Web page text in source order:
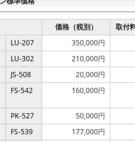
価格（税別） 取付
LU-207 350,000円
LU-302 210,000円
JS-508 20,000円
FS-542 160,000円
PK-527 50,000円
FS-539 177,000円